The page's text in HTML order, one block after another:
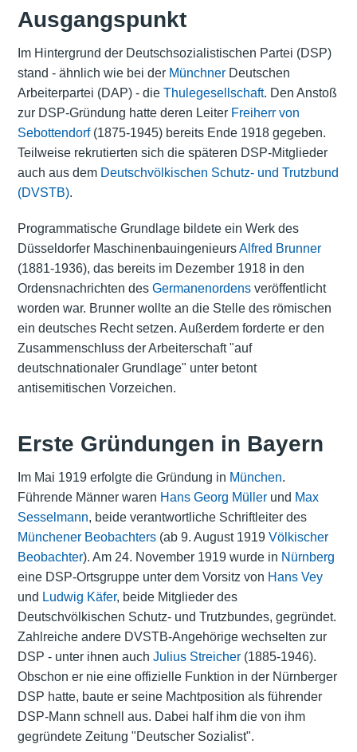
Ausgangspunkt
Im Hintergrund der Deutschsozialistischen Partei (DSP)
stand - ähnlich wie bei der MünchnerDeutschen
Arbeiterpartei (DAP) - die Thulegesellschaft. Den Anstoß
zur DSP-Gründung hatte deren Leiter Freiherr von
Sebottendorf(1875-1945) bereits Ende 1918 gegeben.
Teilweise rekrutierten sich die späteren DSP-Mitglieder
auch aus dem Deutschvölkischen Schutz- und Trutzbund
(DVSTB).
Programmatische Grundlage bildete ein Werk des
Düsseldorfer MaschinenbauingenieursAlfred Brunner
(1881-1936), das bereits im Dezember 1918 in den
Ordensnachrichten des Germanenordensveröffentlicht
worden war. Brunner wollte an die Stelle des römischen
ein deutsches Recht setzen. Außerdem forderte er den
Zusammenschluss der Arbeiterschaft "auf
deutschnationaler Grundlage" unter betont
antisemitischen Vorzeichen.
Erste Gründungen in Bayern
Im Mai 1919 erfolgte die Gründung in München.
Führende Männer waren Hans Georg Müllerund Max
Sesselmann, beide verantwortliche Schriftleiter des
Münchener Beobachters(ab 9. August 1919 Völkischer
Beobachter). Am 24. November 1919 wurde in Nürnberg
eine DSP-Ortsgruppe unter dem Vorsitz von Hans Vey
und Ludwig Käfer, beide Mitglieder des
Deutschvölkischen Schutz- und Trutzbundes, gegründet.
Zahlreiche andere DVSTB-Angehörige wechselten zur
DSP - unter ihnen auch Julius Streicher(1885-1946).
Obschon er nie eine offizielle Funktion in der Nürnberger
DSP hatte, baute er seine Machtposition als führender
DSP-Mann schnell aus. Dabei half ihm die von ihm
gegründete Zeitung "Deutscher Sozialist".